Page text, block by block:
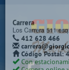
Selecciona y cotiza